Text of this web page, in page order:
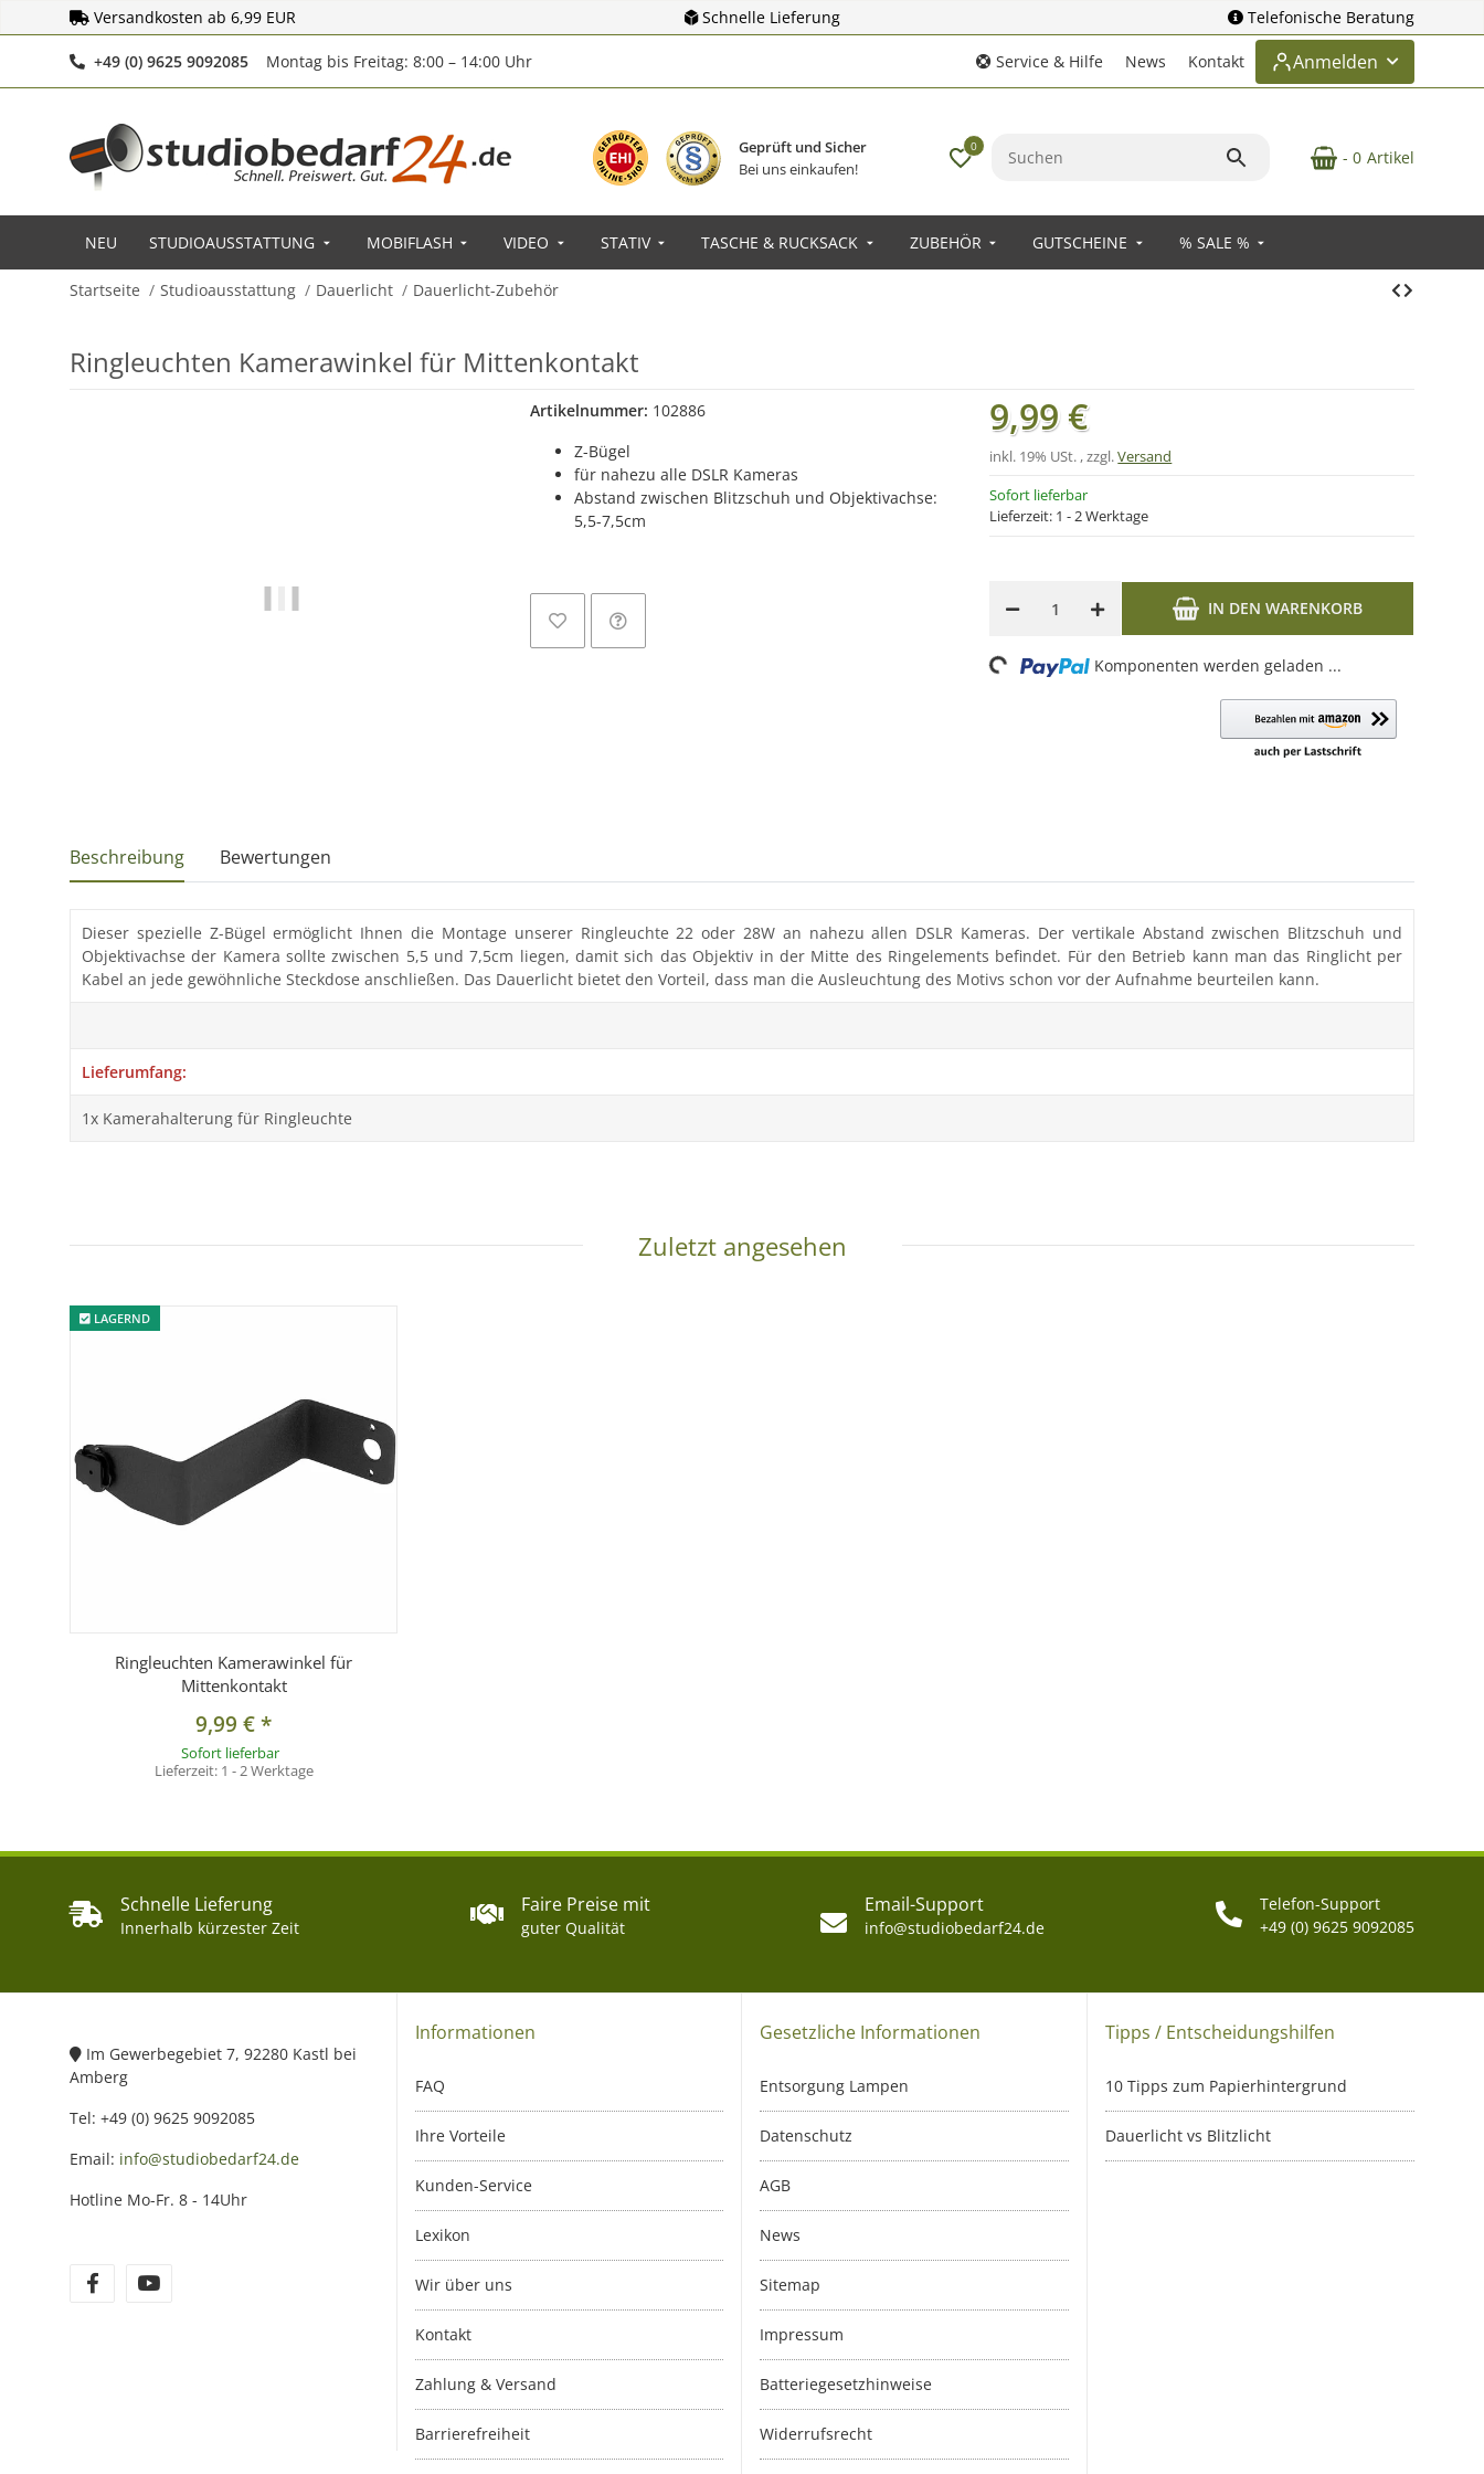
Versandkosten ab 6,99 EUR Schnelle Lieferung Telefonische Beratung
+49 (0) 9625 9092085Telefonnummer
Montag bis Freitag: 8:00 – 14:00 Uhr Service & Hilfe News Kontakt Anmelden
Geprüft und Sicher
Bei uns einkaufen!
0
- 0 Artikel
NEU STUDIOAUSSTATTUNG MOBIFLASH VIDEO STATIV TASCHE & RUCKSACK ZUBEHÖR GUTSCHEINE % SALE %
Startseite Studioausstattung Dauerlicht Dauerlicht-Zubehör
Ringleuchten Kamerawinkel für Mittenkontakt
Artikelnummer: 102886
Z-Bügel
für nahezu alle DSLR Kameras
Abstand zwischen Blitzschuh und Objektivachse:
5,5-7,5cm
Sofort lieferbar
Lieferzeit: 1 - 2 Werktage
9,99 €
inkl. 19% USt. , zzgl.Versand
IN DEN WARENKORB
Loading... Komponenten werden geladen ...
Beschreibung Bewertungen
Dieser spezielle Z-Bügel ermöglicht Ihnen die Montage unserer Ringleuchte 22 oder 28W an nahezu allen DSLR Kameras. Der vertikale Abstand zwischen Blitzschuh und
Objektivachse der Kamera sollte zwischen 5,5 und 7,5cm liegen, damit sich das Objektiv in der Mitte des Ringelements befindet. Für den Betrieb kann man das Ringlicht per
Kabel an jede gewöhnliche Steckdose anschließen. Das Dauerlicht bietet den Vorteil, dass man die Ausleuchtung des Motivs schon vor der Aufnahme beurteilen kann.
Lieferumfang:
1x Kamerahalterung für Ringleuchte
Zuletzt angesehen
LAGERND
Ringleuchten Kamerawinkel für
Mittenkontakt
9,99 €*
Sofort lieferbar
Lieferzeit: 1 - 2 Werktage
Schnelle Lieferung
Innerhalb kürzester Zeit
Faire Preise mit
guter Qualität
Email-Support
info@studiobedarf24.de
Telefon-Support
+49 (0) 9625 9092085
Im Gewerbegebiet 7, 92280 Kastl bei
Amberg
Tel: +49 (0) 9625 9092085
Email: info@studiobedarf24.de
Hotline Mo-Fr. 8 - 14Uhr
Informationen
FAQ
Ihre Vorteile
Kunden-Service
Lexikon
Wir über uns
Kontakt
Zahlung & Versand
Barrierefreiheit
Gesetzliche Informationen
Entsorgung Lampen
Datenschutz
AGB
News
Sitemap
Impressum
Batteriegesetzhinweise
Widerrufsrecht
Tipps / Entscheidungshilfen
10 Tipps zum Papierhintergrund
Dauerlicht vs Blitzlicht